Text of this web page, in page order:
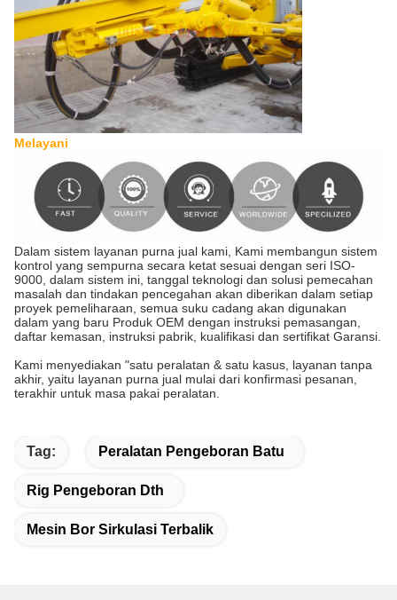
Melayani
Dalam sistem layanan purna jual kami, Kami membangun sistem
kontrol yang sempurna secara ketat sesuai dengan seri ISO-
9000, dalam sistem ini, tanggal teknologi dan solusi pemecahan
masalah dan tindakan pencegahan akan diberikan dalam setiap
proyek pemeliharaan, semua suku cadang akan digunakan
dalam yang baru Produk OEM dengan instruksi pemasangan,
daftar kemasan, instruksi pabrik, kualifikasi dan sertifikat Garansi.
Kami menyediakan "satu peralatan & satu kasus, layanan tanpa
akhir, yaitu layanan purna jual mulai dari konfirmasi pesanan,
terakhir untuk masa pakai peralatan.
Tag: Peralatan Pengeboran Batu
Rig Pengeboran Dth
Mesin Bor Sirkulasi Terbalik